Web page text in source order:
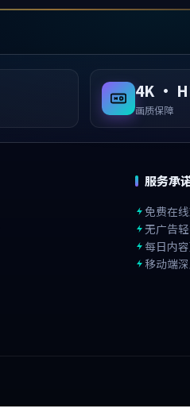
4K ·
画质保障
服务承
免费在
无广告
每日内
移动端